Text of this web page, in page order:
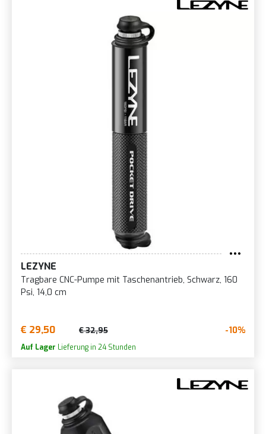
LEZYNE
Tragbare CNC-Pumpe mit Taschenantrieb, Schwarz, 160
Psi, 14,0 cm
€ 29,50 € 32,95 -10%
Auf Lager Lieferung in 24 Stunden